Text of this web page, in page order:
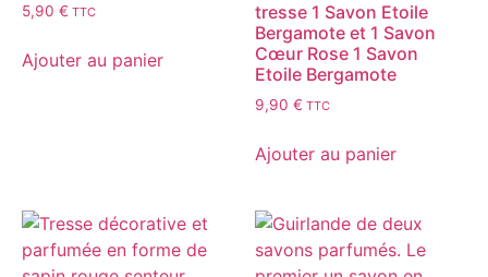
5,90 € TTC
Ajouter au panier
tresse 1 Savon Etoile
Bergamote et 1 Savon
Cœur Rose 1 Savon
Etoile Bergamote
9,90 € TTC
Ajouter au panier